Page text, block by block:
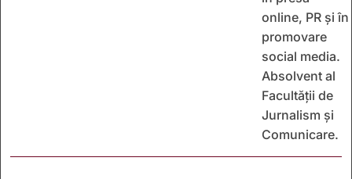
online, PR și în
promovare
social media.
Absolvent al
Facultății de
Jurnalism și
Comunicare.